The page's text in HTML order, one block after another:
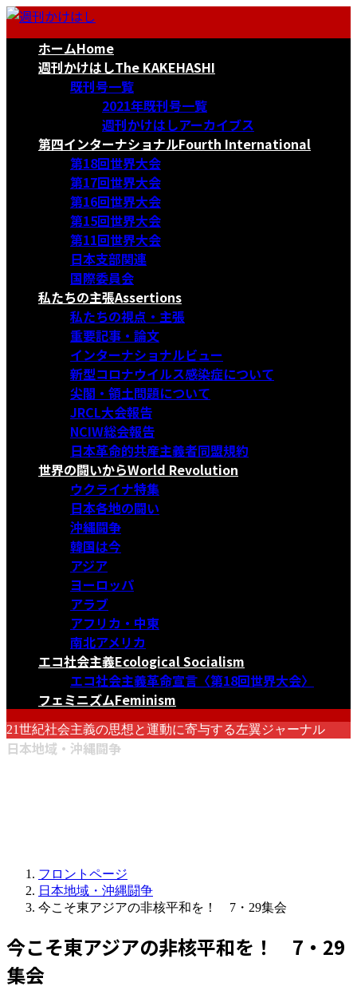
コ
ナ
ホームHome
週刊かけはしThe KAKEHASHI
既刊号一覧
2021年既刊号一覧
週刊かけはしアーカイブス
第四インターナショナルFourth International
第18回世界大会
第17回世界大会
第16回世界大会
第15回世界大会
第11回世界大会
日本支部関連
国際委員会
私たちの主張Assertions
私たちの視点・主張
重要記事・論文
インターナショナルビュー
新型コロナウイルス感染症について
尖閣・領土問題について
JRCL大会報告
NCIW総会報告
日本革命的共産主義者同盟規約
世界の闘いからWorld Revolution
ウクライナ特集
日本各地の闘い
沖縄闘争
韓国は今
アジア
ヨーロッパ
アラブ
アフリカ・中東
南北アメリカ
エコ社会主義Ecological Socialism
エコ社会主義革命宣言〈第18回世界大会〉
フェミニズムFeminism
21世紀社会主義の思想と運動に寄与する左翼ジャーナル
日本地域・沖縄闘争
フロントページ
日本地域・沖縄闘争
今こそ東アジアの非核平和を！ 7・29集会
今こそ東アジアの非核平和を！ 7・29
集会